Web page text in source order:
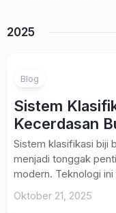
2025
Blog
Sistem
Kecerdasan
Sistem klasifikasi biji
menjadi tonggak
modern. Teknologi
Oktober 21, 2025